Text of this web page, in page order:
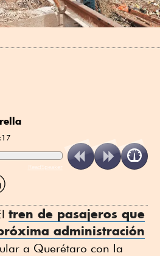
ReadSpeaker
tren de pasajeros que
administración
a Querétaro con la